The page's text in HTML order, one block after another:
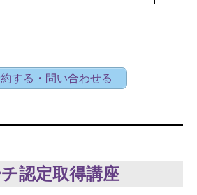
する・問い合わせる
チ認定取得講座